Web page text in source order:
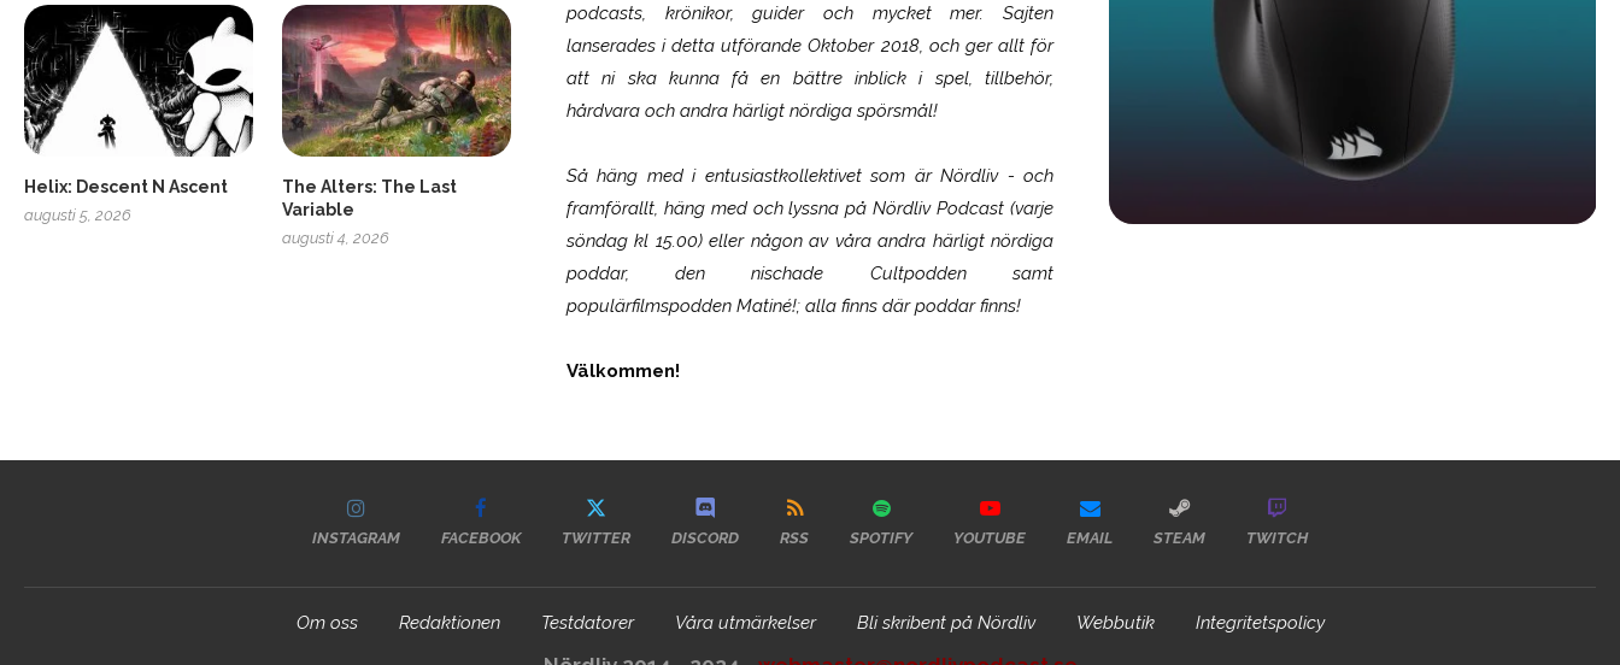
Helix: Descent N Ascent
augusti 5, 2026
The Alters: The Last
Variable
augusti 4, 2026
podcasts, krönikor, guider och mycket mer. Sajten
lanserades i detta utförande Oktober 2018, och ger allt för
att ni ska kunna få en bättre inblick i spel, tillbehör,
hårdvara och andra härligt nördiga spörsmål!
Så häng med i entusiastkollektivet som ärNördliv- och
framförallt, häng med och lyssna på Nördliv Podcast (varje
söndag kl 15.00) eller någon av våra andra härligt nördiga
poddar, den nischade Cultpodden samt
populärfilmspodden Matiné!; alla finns där poddar finns!
Välkommen!
INSTAGRAM FACEBOOK TWITTER DISCORD RSS SPOTIFY YOUTUBE EMAIL STEAM TWITCH
Om oss Redaktionen Testdatorer Våra utmärkelser Bli skribent på Nördliv Webbutik Integritetspolicy